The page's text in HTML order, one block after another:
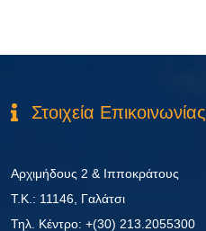
Στοιχεία Επικοινωνίας
Αρχιμήδους 2 & Ιπποκράτους
Τ.Κ.: 11146, Γαλάτσι
Τηλ. Κέντρο: +(30) 213.2055300